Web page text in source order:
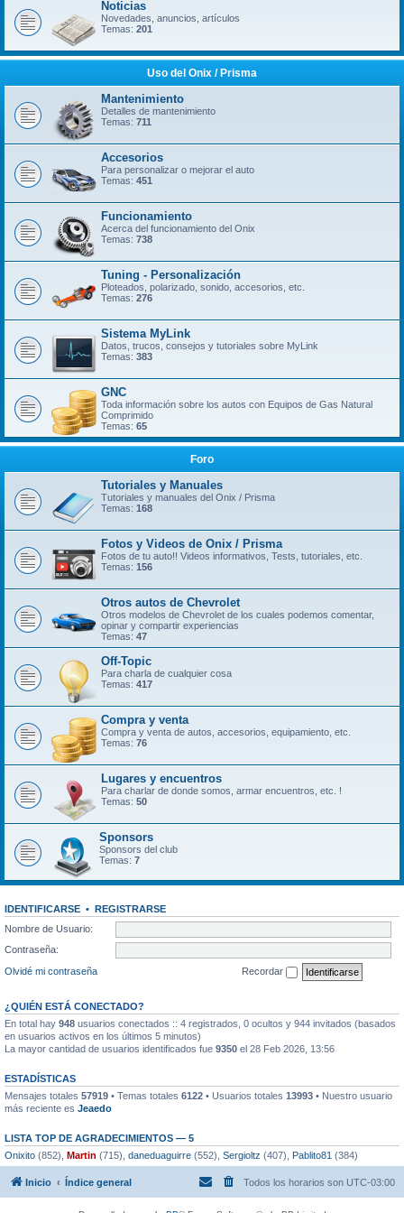
Noticias
Novedades, anuncios, artículos
Temas: 201
Uso del Onix / Prisma
Mantenimiento
Detalles de mantenimiento
Temas: 711
Accesorios
Para personalizar o mejorar el auto
Temas: 451
Funcionamiento
Acerca del funcionamiento del Onix
Temas: 738
Tuning - Personalización
Ploteados, polarizado, sonido, accesorios, etc.
Temas: 276
Sistema MyLink
Datos, trucos, consejos y tutoriales sobre MyLink
Temas: 383
GNC
Toda información sobre los autos con Equipos de Gas Natural
Comprimido
Temas: 65
Foro
Tutoriales y Manuales
Tutoriales y manuales del Onix / Prisma
Temas: 168
Fotos y Videos de Onix / Prisma
Fotos de tu auto!! Videos informativos, Tests, tutoriales, etc.
Temas: 156
Otros autos de Chevrolet
Otros modelos de Chevrolet de los cuales podemos comentar,
opinar y compartir experiencias
Temas: 47
Off-Topic
Para charla de cualquier cosa
Temas: 417
Compra y venta
Compra y venta de autos, accesorios, equipamiento, etc.
Temas: 76
Lugares y encuentros
Para charlar de donde somos, armar encuentros, etc. !
Temas: 50
Sponsors
Sponsors del club
Temas: 7
IDENTIFICARSE • REGISTRARSE
Nombre de Usuario:
Contraseña:
Olvidé mi contraseña
Recordar
¿QUIÉN ESTÁ CONECTADO?
En total hay 948 usuarios conectados :: 4 registrados, 0 ocultos y 944 invitados (basados
en usuarios activos en los últimos 5 minutos)
La mayor cantidad de usuarios identificados fue 9350 el 28 Feb 2026, 13:56
ESTADÍSTICAS
Mensajes totales 57919 • Temas totales 6122 • Usuarios totales 13993 • Nuestro usuario
más reciente es Jeaedo
LISTA TOP DE AGRADECIMIENTOS — 5
Onixito (852), Martin (715), daneduaguirre (552), Sergioltz (407), Pablito81 (384)
Inicio Índice general Todos los horarios son UTC-03:00